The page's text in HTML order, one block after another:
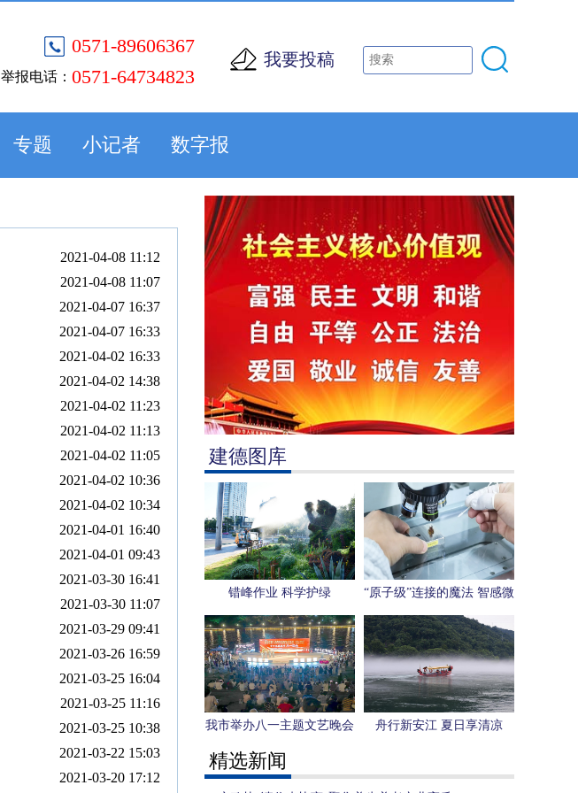
0571-89606367
举报电话： 0571-64734823
我要投稿
专题 小记者 数字报
建德图库
错峰作业 科学护绿
“原子级”连接的魔法 智感微
电子用一枚芯片感知“人形
机器人”未来
我市举办八一主题文艺晚会 舟行新安江 夏日享清凉
精选新闻
2021-04-08 11:12
2021-04-08 11:07
2021-04-07 16:37
2021-04-07 16:33
2021-04-02 16:33
2021-04-02 14:38
2021-04-02 11:23
2021-04-02 11:13
2021-04-02 11:05
2021-04-02 10:36
2021-04-02 10:34
2021-04-01 16:40
2021-04-01 09:43
2021-03-30 16:41
2021-03-30 11:07
2021-03-29 09:41
2021-03-26 16:59
2021-03-25 16:04
2021-03-25 11:16
2021-03-25 10:38
2021-03-22 15:03
2021-03-20 17:12